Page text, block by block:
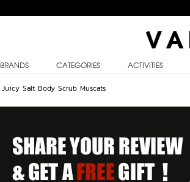
BRANDS CATEGORIES ACTIVITIES
Juicy Salt Body Scrub Muscats